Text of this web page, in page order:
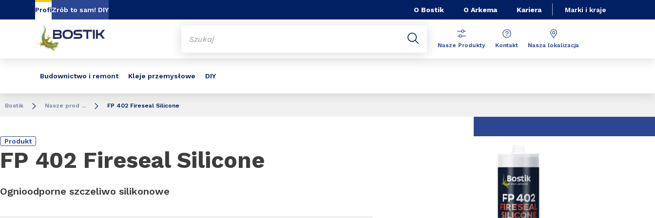
Go to content Go to navigation
ProfiZrób to sam! DIY O Bostik O Arkema Kariera Marki i kraje
Budownictwo i remont Kleje przemysłowe DIY
Nasze Produkty Kontakt Nasza lokalizacja
Bostik Nasze prod ... FP 402 Fireseal Silicone
Produkt
FP 402 Fireseal Silicone
Ognioodporne szczeliwo silikonowe